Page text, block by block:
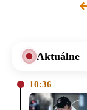
Aktuálne
10:36